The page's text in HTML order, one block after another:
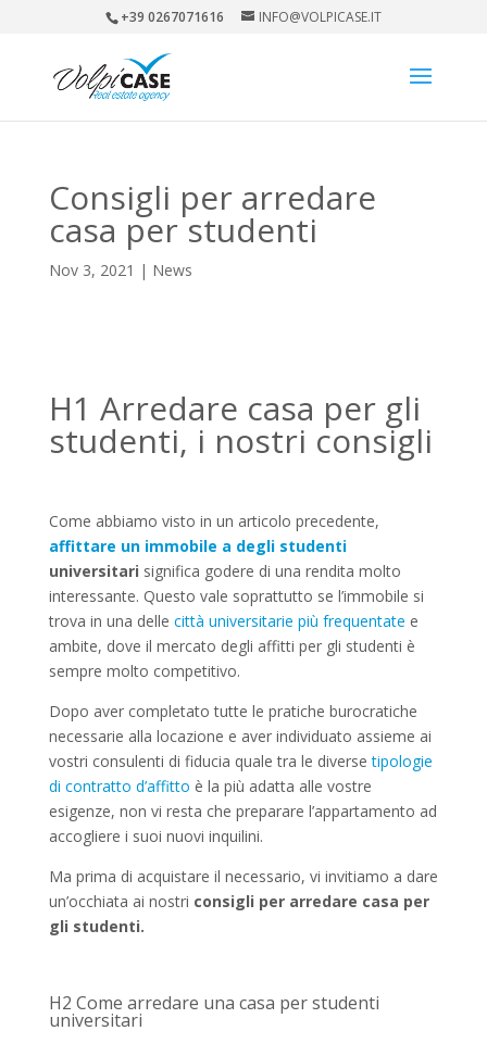
+39 0267071616 INFO@VOLPICASE.IT
Consigli per arredare
casa per studenti
Nov 3, 2021 | News
H1 Arredare casa per gli
studenti, i nostri consigli
Come abbiamo visto in un articolo precedente,
affittare un immobile a degli studenti
universitari significa godere di una rendita molto
interessante. Questo vale soprattutto se l’immobile si
trova in una delle città universitarie più frequentate e
ambite, dove il mercato degli affitti per gli studenti è
sempre molto competitivo.
Dopo aver completato tutte le pratiche burocratiche
necessarie alla locazione e aver individuato assieme ai
vostri consulenti di fiducia quale tra le diversetipologie
di contratto d’affitto è la più adatta alle vostre
esigenze, non vi resta che preparare l’appartamento ad
accogliere i suoi nuovi inquilini.
Ma prima di acquistare il necessario, vi invitiamo a dare
un’occhiata ai nostri consigli per arredare casa per
gli studenti.
H2 Come arredare una casa per studenti
universitari